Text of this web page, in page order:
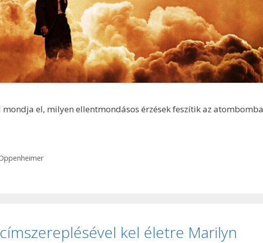
el, milyen ellentmondásos érzések feszítik az atombomba
kel életre Marilyn